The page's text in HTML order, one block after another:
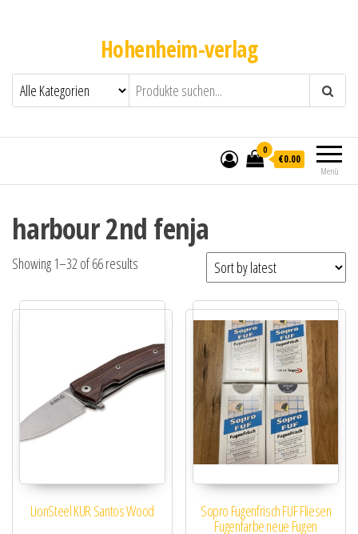
Hohenheim-verlag
Menü
0
€0.00
harbour 2nd fenja
Showing 1–32 of 66 results
LionSteel KUR Santos Wood Sopro Fugenfrisch FUF Fliesen
Fugenfarbe neue Fugen